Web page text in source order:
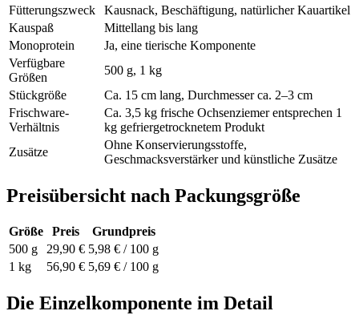
Fütterungszweck
Kausnack, Beschäftigung, natürlicher Kauartikel
Kauspaß
Mittellang bis lang
Monoprotein
Ja, eine tierische Komponente
Verfügbare
Größen
500 g, 1 kg
Stückgröße
Ca. 15 cm lang, Durchmesser ca. 2–3 cm
Frischware-
Verhältnis
Ca. 3,5 kg frische Ochsenziemer entsprechen 1
kg gefriergetrocknetem Produkt
Zusätze
Ohne Konservierungsstoffe,
Geschmacksverstärker und künstliche Zusätze
Preisübersicht nach Packungsgröße
Größe Preis
Grundpreis
500 g
29,90 € 5,98 € / 100 g
1 kg
56,90 € 5,69 € / 100 g
Die Einzelkomponente im Detail